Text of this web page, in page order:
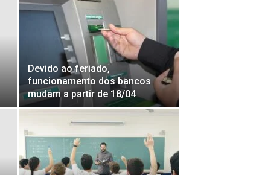
Devido ao feriado,
funcionamento dos bancos
mudam a partir de 18/04